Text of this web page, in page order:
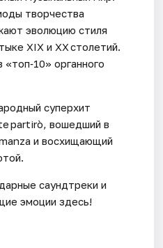
творчества
эволюцию стиля
XIX и XX столетий.
органного
суперхит
partirò, вошедший в
и восхищающий
саундтреки и
эмоции здесь!